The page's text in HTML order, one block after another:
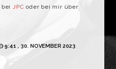
beiJPC oder bei mir über
9:41 , 30. NOVEMBER 2023